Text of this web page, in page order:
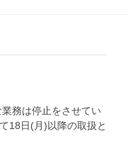
務は停止をさせてい
18日(月)以降の取扱と